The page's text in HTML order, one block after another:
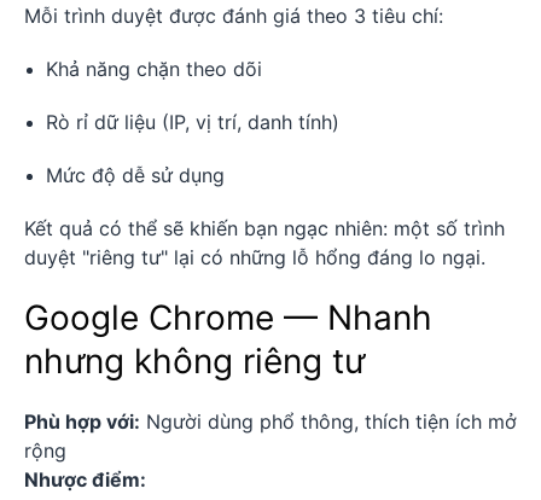
Mỗi trình duyệt được đánh giá theo 3 tiêu chí:
Khả năng chặn theo dõi
Rò rỉ dữ liệu (IP, vị trí, danh tính)
Mức độ dễ sử dụng
Kết quả có thể sẽ khiến bạn ngạc nhiên: một số trình
duyệt "riêng tư" lại có những lỗ hổng đáng lo ngại.
Google Chrome — Nhanh
nhưng không riêng tư
Phù hợp với: Người dùng phổ thông, thích tiện ích mở
rộng
Nhược điểm: